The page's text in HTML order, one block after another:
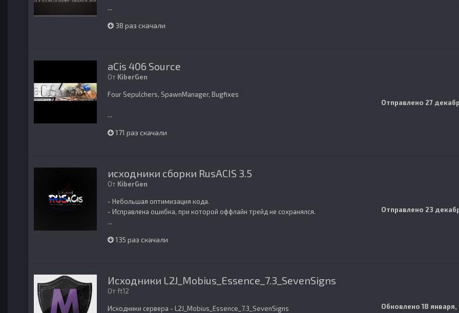
...
38 раз скачали
aCis 406 Source
От KiberGen
Four Sepulchers, SpawnManager, Bugfixes
...
171 раз скачали
Отправлено 27
исходники сборки RusACIS 3.5
От KiberGen
- Небольшая оптимизация кода.
- Исправлена ошибка, при которой оффлайн трейд не сохранялся.
...
135 раз скачали
Отправлено 23
Исходники L2J_Mobius_Essence_7.3_SevenSigns
Отft12
Исходники сервера - L2J_Mobius_Essence_7.3_SevenSigns Обновлено18